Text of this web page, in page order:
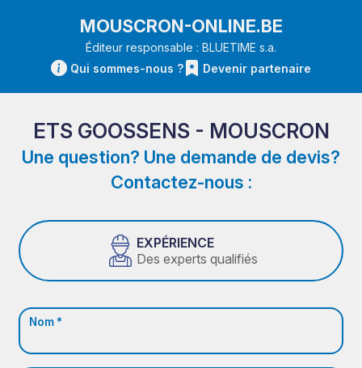
MOUSCRON-ONLINE.BE
Éditeur responsable : BLUETIME s.a.
Qui sommes-nous ?
Devenir partenaire
ETS GOOSSENS - MOUSCRON
Une question? Une demande de devis?
Contactez-nous :
EXPÉRIENCE
Des experts qualifiés
Nom *